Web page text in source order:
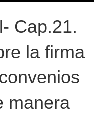
Cap.21.
la firma
manera